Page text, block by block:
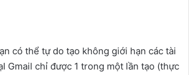
có thể tự do tạo không giới hạn các tài
Gmail chỉ được 1 trong một lần tạo (thực